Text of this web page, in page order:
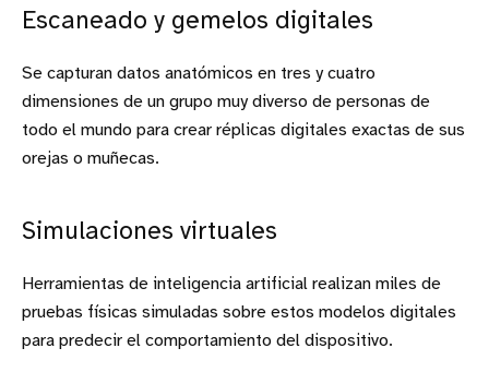
Escaneado y gemelos digitales
Se capturan datos anatómicos en tres y cuatro
dimensiones de un grupo muy diverso de personas de
todo el mundo para crear réplicas digitales exactas de sus
orejas o muñecas.
Simulaciones virtuales
Herramientas de inteligencia artificial realizan miles de
pruebas físicas simuladas sobre estos modelos digitales
para predecir el comportamiento del dispositivo.